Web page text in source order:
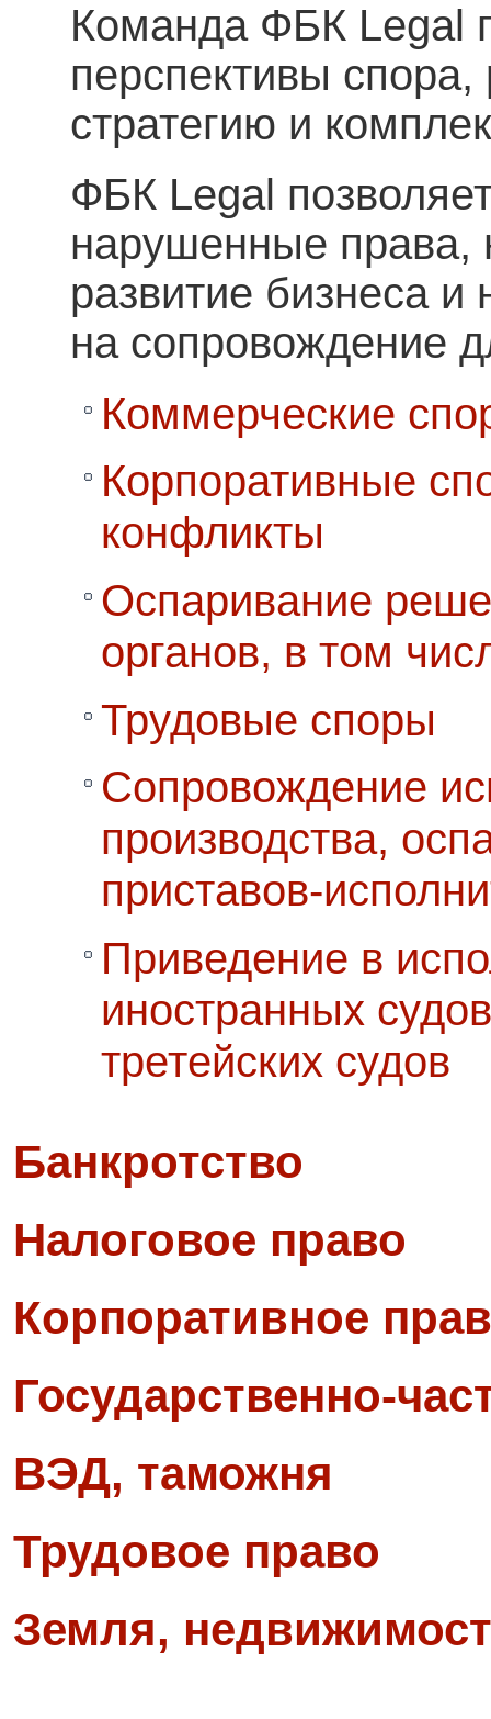
Команда ФБК Legal
перспективы спора,
стратегию и
ФБК Legal
нарушенные права,
развитие бизнеса и
на сопровождение
Коммерческие
Корпоративные
конфликты
Оспаривание
органов, в том
Трудовые споры
Сопровождение
производства,
приставов-
Приведение в
иностранных
третейских судов
Банкротство
Налоговое право
Корпоративное
Государственно-
ВЭД, таможня
Трудовое право
Земля,